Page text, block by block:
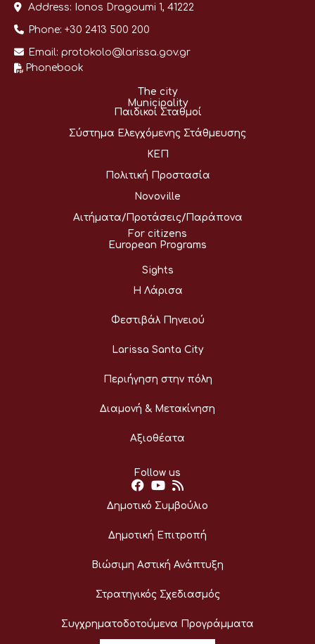
Address: Ionos Dragoumi 1, 41222
Phone: +30 2413 500 200
Email: protokolo@larissa.gov.gr
Phonebook
The city
Municipality
Παιδικοί Σταθμοί
Σύστημα Ελεγχόμενης Στάθμευσης
ΚΕΠ
Πολιτική Προστασία
Novoville
Αιτήματα/Προτάσεις/Παράπονα
For citizens
European Programs
Sights
Η Λάρισα
Φεστιβάλ Πηνειού
Larissa Santa City
Περιήγηση στην πόλη
Διαμονή & Μετακίνηση
Αξιοθέατα
Follow us
Δημοτικό Συμβούλιο
Δημοτική Επιτροπή
Βιώσιμη Αστική Ανάπτυξη
Στρατηγικός Σχεδιασμός
Συγχρηματοδοτούμενα Προγράμματα